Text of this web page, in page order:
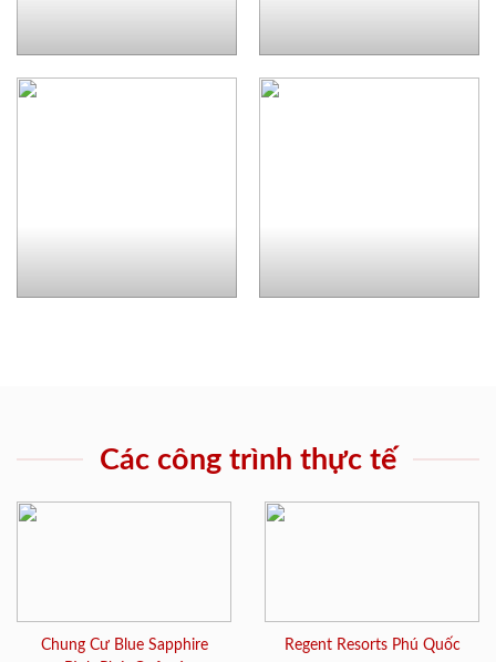
Các công trình thực tế
Chung Cư Blue Sapphire
Regent Resorts Phú Quốc